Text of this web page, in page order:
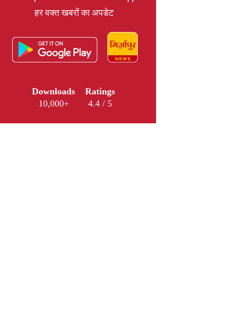
हर वक्त खबरों का अपडेट
Downloads
10,000+
Ratings
4.4 / 5